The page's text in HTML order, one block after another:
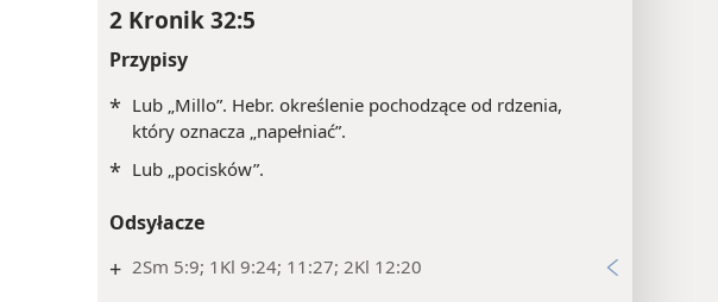
2 Kronik 32:5
Przypisy
* Lub „Millo”. Hebr. określenie pochodzące od rdzenia,
który oznacza „napełniać”.
* Lub „pocisków”.
Odsyłacze
+ 2Sm 5:9; 1Kl 9:24; 11:27; 2Kl 12:20